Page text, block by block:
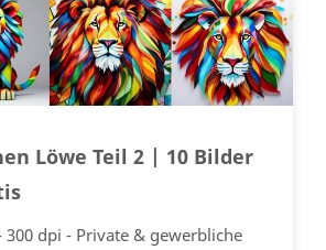
Löwe Teil 2 | 10 Bilder
300 dpi - Private & gewerbliche